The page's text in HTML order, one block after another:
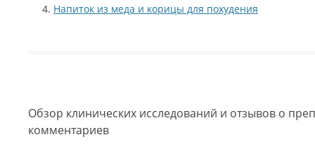
Напиток из меда и корицы для похудения
Обзор клинических исследований и отзывов о
комментариев